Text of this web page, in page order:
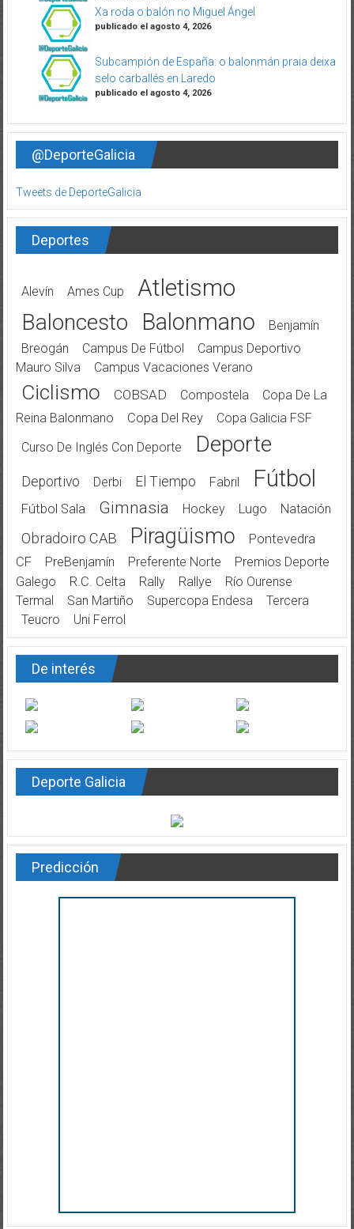
Xa roda o balón no Miguel Ángel
publicado el agosto 4, 2026
Subcampión de España: o balonmán praia deixa
selo carballés en Laredo
publicado el agosto 4, 2026
@DeporteGalicia
Tweets de DeporteGalicia
Deportes
Alevín Ames Cup Atletismo
Baloncesto Balonmano
Benjamín
Breogán
Campus De Fútbol
Campus Deportivo
Mauro Silva
Campus Vacaciones Verano
Ciclismo COBSAD Compostela
Copa De La
Reina Balonmano
Copa Del Rey
Copa Galicia FSF
Curso De Inglés Con Deporte
Deporte
Deportivo Derbi El Tiempo Fabril Fútbol
Fútbol Sala Gimnasia Hockey Lugo Natación
Obradoiro CAB Piragüismo
Pontevedra
CF
PreBenjamín Preferente Norte
Premios Deporte
Galego
R.C. Celta Rally Rallye
Río Ourense
Termal
San Martiño Supercopa Endesa
Tercera
Teucro
Uni Ferrol
De interés
Deporte Galicia
Predicción